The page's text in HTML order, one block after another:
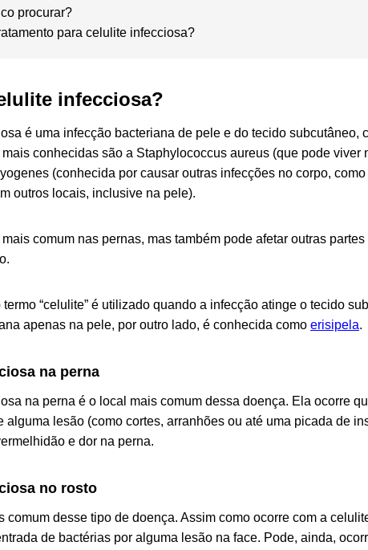
procurar?
para celulite infecciosa?
infecciosa?
é uma infecção bacteriana de pele e do tecido subcutâneo,
conhecidas são a Staphylococcus aureus (que pode viver
(conhecida por causar outras infecções no corpo,
outros locais, inclusive na pele).
comum nas pernas, mas também pode afetar outras
“celulite” é utilizado quando a infecção atinge o tecido
apenas na pele, por outro lado, é conhecida como erisipela.
na perna
na perna é o local mais comum dessa doença. Ela ocorre
alguma lesão (como cortes, arranhões ou até uma picada de
e dor na perna.
no rosto
comum desse tipo de doença. Assim como ocorre com a
de bactérias por alguma lesão na face. Pode, ainda,